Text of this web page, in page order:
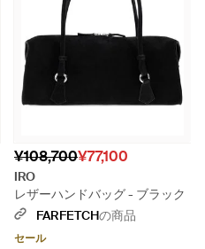
¥108,700¥77,100
IRO
レザーハンドバッグ - ブラック
FARFETCHの商品
セール